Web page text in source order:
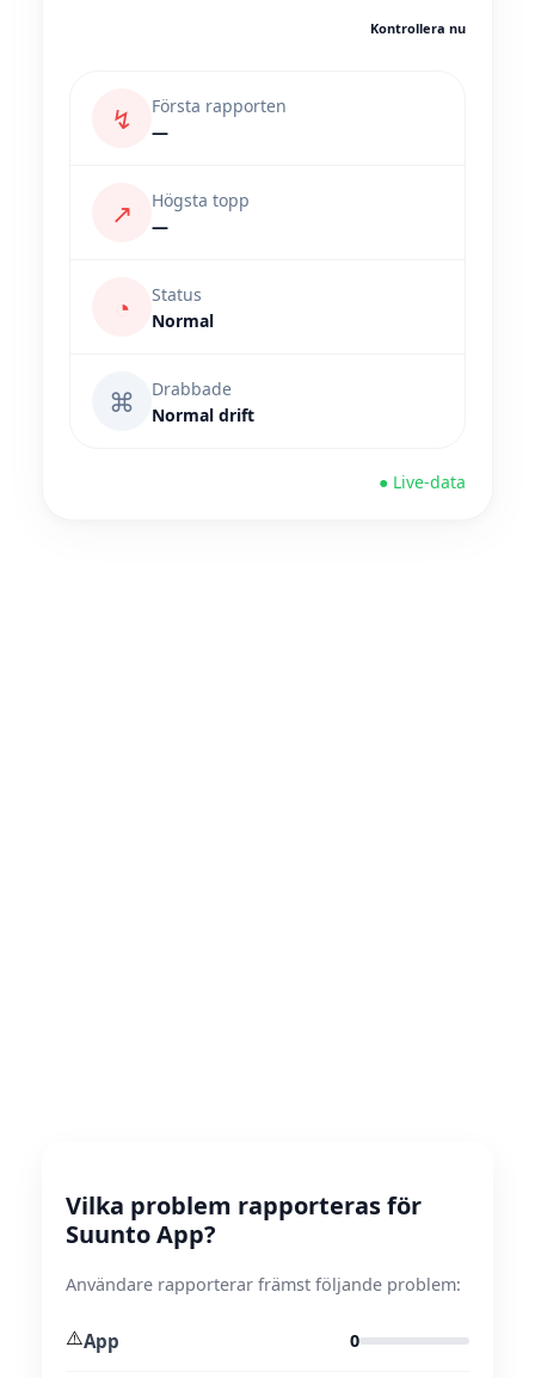
Kontrollera nu
↯
Första rapporten
—
↗
Högsta topp
—
◔
Status
Normal
⌘
Drabbade
Normal drift
● Live-data
Vilka problem rapporteras för
Suunto App?
Användare rapporterar främst följande problem:
⚠️App 0